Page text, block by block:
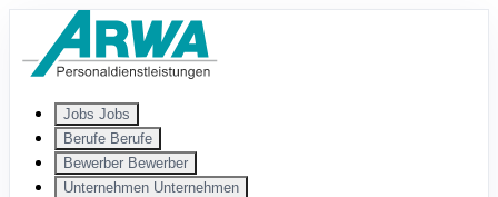
Zum Hauptinhalt springen
Jobs Jobs
Berufe Berufe
Bewerber Bewerber
Unternehmen Unternehmen